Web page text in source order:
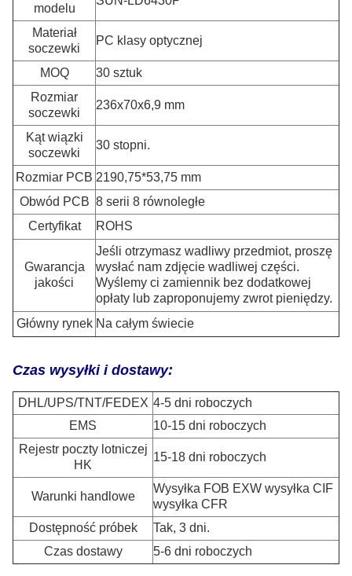
modelu
Materiał
soczewki
PC klasy optycznej
MOQ
30 sztuk
Rozmiar
soczewki
236x70x6,9 mm
Kąt wiązki
soczewki
30 stopni.
Rozmiar PCB 2190,75*53,75 mm
Obwód PCB 8 serii 8 równoległe
Certyfikat
ROHS
Gwarancja
jakości
Jeśli otrzymasz wadliwy przedmiot, proszę
wysłać nam zdjęcie wadliwej części.
Wyślemy ci zamiennik bez dodatkowej
opłaty lub zaproponujemy zwrot pieniędzy.
Główny rynek Na całym świecie
Czas wysyłki i dostawy:
DHL/UPS/TNT/FEDEX 4-5 dni roboczych
EMS
10-15 dni roboczych
Rejestr poczty lotniczej
HK
15-18 dni roboczych
Warunki handlowe
Wysyłka FOB EXW wysyłka CIF
wysyłka CFR
Dostępność próbek
Tak, 3 dni.
Czas dostawy
5-6 dni roboczych